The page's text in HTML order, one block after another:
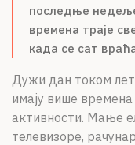
последње
времена траје
када се сат
Дужи дан током
имају више времена
активности. Мање
телевизоре,